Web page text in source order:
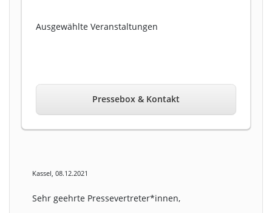
Ausgewählte Veranstaltungen
Pressebox & Kontakt
Kassel, 08.12.2021
Sehr geehrte Pressevertreter*innen,